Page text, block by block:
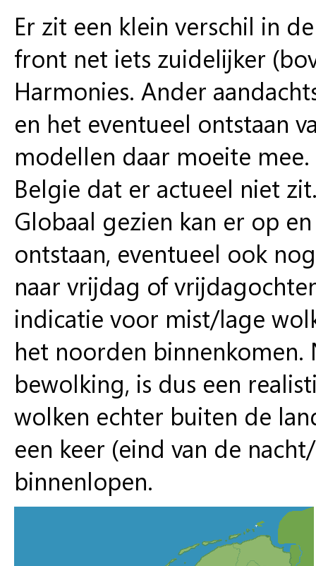
Er zit een klein verschil in
front net iets zuidelijker
Harmonies. Ander
en het eventueel ontstaan
modellen daar moeite
Belgie dat er actueel niet
Globaal gezien kan er op
ontstaan, eventueel ook
naar vrijdag of
indicatie voor mist/lage
het noorden
bewolking, is dus een
wolken echter buiten de
een keer (eind van de
binnenlopen.